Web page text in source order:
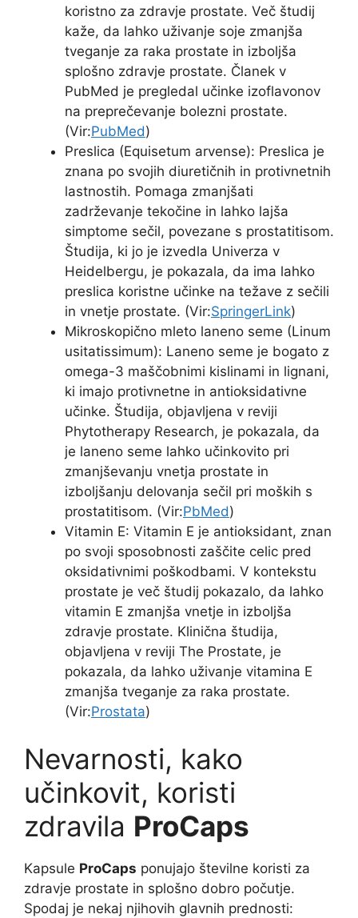
koristno za zdravje prostate. Več študij
kaže, da lahko uživanje soje zmanjša
tveganje za raka prostate in izboljša
splošno zdravje prostate. Članek v
PubMed je pregledal učinke izoflavonov
na preprečevanje bolezni prostate.
(Vir:PubMed)
Preslica (Equisetum arvense): Preslica je
znana po svojih diuretičnih in protivnetnih
lastnostih. Pomaga zmanjšati
zadrževanje tekočine in lahko lajša
simptome sečil, povezane s prostatitisom.
Študija, ki jo je izvedla Univerza v
Heidelbergu, je pokazala, da ima lahko
preslica koristne učinke na težave z sečili
in vnetje prostate. (Vir:SpringerLink)
Mikroskopično mleto laneno seme (Linum
usitatissimum): Laneno seme je bogato z
omega-3 maščobnimi kislinami in lignani,
ki imajo protivnetne in antioksidativne
učinke. Študija, objavljena v reviji
Phytotherapy Research, je pokazala, da
je laneno seme lahko učinkovito pri
zmanjševanju vnetja prostate in
izboljšanju delovanja sečil pri moških s
prostatitisom. (Vir:PbMed)
Vitamin E: Vitamin E je antioksidant, znan
po svoji sposobnosti zaščite celic pred
oksidativnimi poškodbami. V kontekstu
prostate je več študij pokazalo, da lahko
vitamin E zmanjša vnetje in izboljša
zdravje prostate. Klinična študija,
objavljena v reviji The Prostate, je
pokazala, da lahko uživanje vitamina E
zmanjša tveganje za raka prostate.
(Vir:Prostata)
Nevarnosti, kako
učinkovit, koristi
zdravila ProCaps
Kapsule ProCaps ponujajo številne koristi za
zdravje prostate in splošno dobro počutje.
Spodaj je nekaj njihovih glavnih prednosti: